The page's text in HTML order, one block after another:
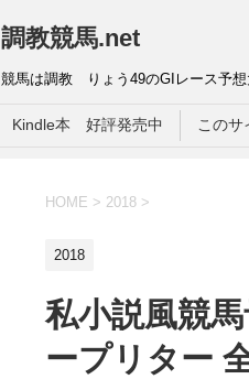
調教競馬.net
競馬は調教 りょう49のGIレース予想
Kindle本 好評発売中 このサ
HOME > 2018 >
2018
私小説風競
ープリター